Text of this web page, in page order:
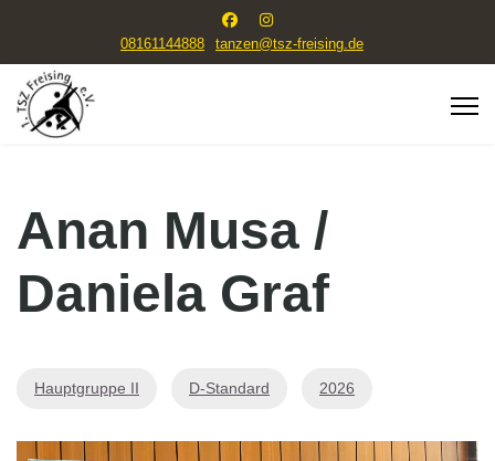
08161144888 tanzen@tsz-freising.de
Anan Musa /
Daniela Graf
Hauptgruppe II D-Standard 2026